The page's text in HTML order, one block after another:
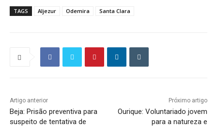
TAGS Aljezur Odemira Santa Clara
Artigo anterior
Beja: Prisão preventiva para
suspeito de tentativa de
Próximo artigo
Ourique: Voluntariado jovem
para a natureza e